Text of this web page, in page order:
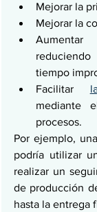
Mejorar la
Mejorar la
tiempo
Facilitar
mediante
procesos.
Por ejemplo,
podría utilizar
realizar un
de producción
hasta la entrega